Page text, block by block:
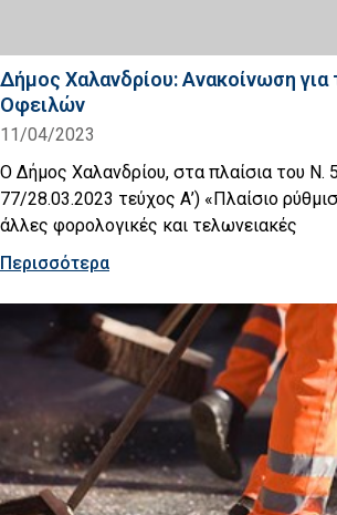
Δήμος Χαλανδρίου: Ανακοίνωση για
Οφειλών
11/04/2023
Ο Δήμος Χαλανδρίου, στα πλαίσια του
77/28.03.2023 τεύχος Α’) «Πλαίσιο
άλλες φορολογικές και τελωνειακές
Περισσότερα